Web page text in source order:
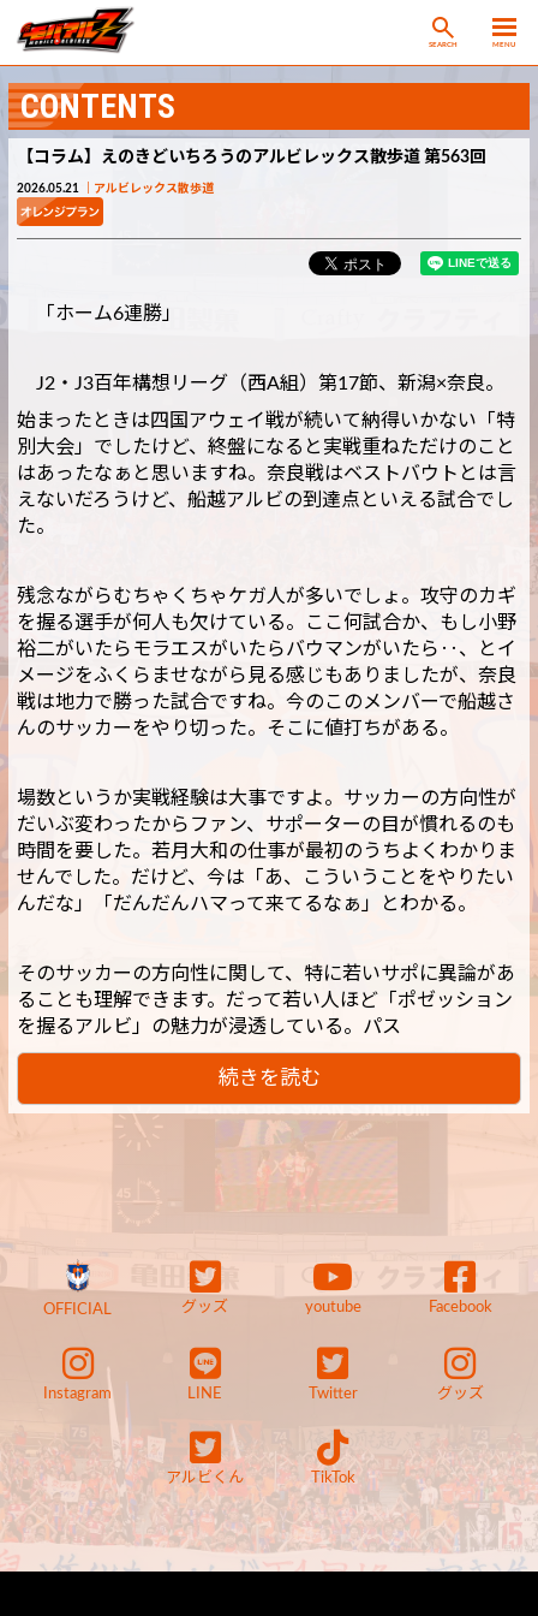
SEARCH MENU
CONTENTS
【コラム】えのきどいちろうのアルビレックス散歩道 第563回
2026.05.21 アルビレックス散歩道
「ホーム6連勝」
J2・J3百年構想リーグ（西A組）第17節、新潟×奈良。
始まったときは四国アウェイ戦が続いて納得いかない「特
別大会」でしたけど、終盤になると実戦重ねただけのこと
はあったなぁと思いますね。奈良戦はベストバウトとは言
えないだろうけど、船越アルビの到達点といえる試合でし
た。
残念ながらむちゃくちゃケガ人が多いでしょ。攻守のカギ
を握る選手が何人も欠けている。ここ何試合か、もし小野
裕二がいたらモラエスがいたらバウマンがいたら‥、とイ
メージをふくらませながら見る感じもありましたが、奈良
戦は地力で勝った試合ですね。今のこのメンバーで船越さ
んのサッカーをやり切った。そこに値打ちがある。
場数というか実戦経験は大事ですよ。サッカーの方向性が
だいぶ変わったからファン、サポーターの目が慣れるのも
時間を要した。若月大和の仕事が最初のうちよくわかりま
せんでした。だけど、今は「あ、こういうことをやりたい
んだな」「だんだんハマって来てるなぁ」とわかる。
そのサッカーの方向性に関して、特に若いサポに異論があ
ることも理解できます。だって若い人ほど「ポゼッション
を握るアルビ」の魅力が浸透している。パス
続きを読む
OFFICIAL グッズ youtube Facebook
Instagram LINE Twitter グッズ
アルビくん TikTok